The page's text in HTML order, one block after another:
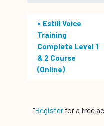
« Estill Voice
Training
Complete Level 1
& 2 Course
(Online)
"Register for a free